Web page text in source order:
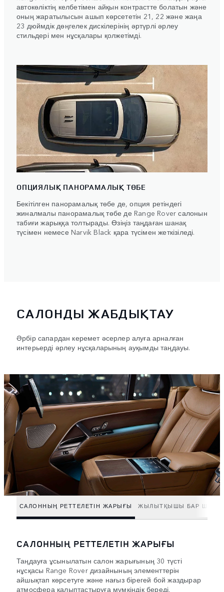
автокөліктің келбетімен айқын контрастте болатын және
оның жаратылысын ашып көрсететін 21, 22 және жаңа
23 дюймдік дөңгелек дискілерінің әртүрлі әрлеу
стильдері мен нұсқалары қолжетімді.
ОПЦИЯЛЫҚ ПАНОРАМАЛЫҚ ТӨБЕ
Бекітілген панорамалық төбе де, опция ретіндегі
жиналмалы панорамалық төбе де Range Rover салонын
табиғи жарыққа толтырады. Өзіңіз таңдаған шанақ
түсімен немесе Narvik Black қара түсімен жеткізіледі.
САЛОНДЫ ЖАБДЫҚТАУ
Әрбір сапардан керемет әсерлер алуға арналған
интерьерді әрлеу нұсқаларының ауқымды таңдауы.
САЛОННЫҢ РЕТТЕЛЕТІН ЖАРЫҒЫ ЖЫЛЫТҚЫШЫ БАР
САЛОННЫҢ РЕТТЕЛЕТІН ЖАРЫҒЫ
Таңдауға ұсынылатын салон жарығының 30 түсті
нұсқасы Range Rover дизайнының элементтерін
айшықтап көрсетуге және нағыз бірегей бой жаздырар
атмосфера қалыптастыруға мүмкіндік береді.